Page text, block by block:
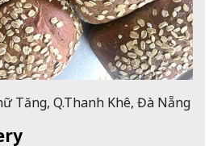
Tăng, Q.Thanh Khê, Đà Nẵng